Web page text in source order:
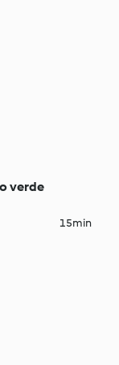
verde
15min